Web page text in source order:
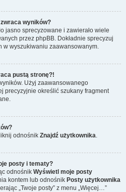
wyników?
jasno sprecyzowane i zawierało wiele
przez phpBB. Dokładnie sprecyzuj
w wyszukiwaniu zaawansowanym.
pustą stronę?!
Użyj zaawansowanego
precyzyjnie określić szukany fragment
odnośnik Znajdź użytkownika.
posty i tematy?
odnośnik Wyświetl moje posty
kontem lub odnośnik Posty użytkownika
„Twoje posty” z menu „Więcej…”